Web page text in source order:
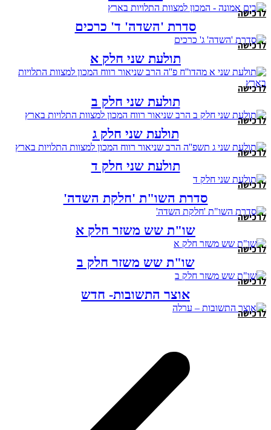
לרכישה
סדרת 'השדה' ד' כרכים
לרכישה
תולעת שני חלק א
לרכישה
תולעת שני חלק ב
לרכישה
תולעת שני חלק ג
לרכישה
תולעת שני חלק ד
לרכישה
סדרת השו"ת 'חלקת השדה'
לרכישה
שו"ת שש משזר חלק א
לרכישה
שו"ת שש משזר חלק ב
לרכישה
אוצר התשובות- חדש
לרכישה